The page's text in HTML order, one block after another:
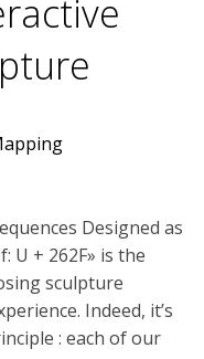
Designed as
U + 262F» is the
sculpture
Indeed, it’s
: each of our